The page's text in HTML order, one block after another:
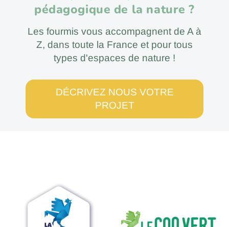
pédagogique de la nature ?
Les fourmis vous accompagnent de A à
Z, dans toute la France et pour tous
types d'espaces de nature !
DÉCRIVEZ NOUS VOTRE
PROJET